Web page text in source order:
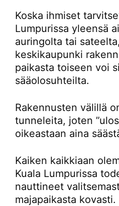
Koska ihmiset
Lumpurissa yleensä
auringolta tai
keskikaupunki
paikasta toiseen voi
sääolosuhteilta.
Rakennusten välillä
tunneleita, joten
oikeastaan aina
Kaiken kaikkiaan
Kuala Lumpurissa
nauttineet
majapaikasta kovasti.